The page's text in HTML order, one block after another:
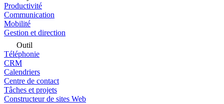
Productivité
Communication
Mobilité
Gestion et direction
Outil
Téléphonie
CRM
Calendriers
Centre de contact
Tâches et projets
Constructeur de sites Web